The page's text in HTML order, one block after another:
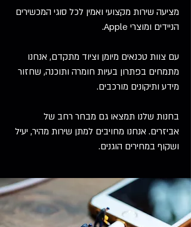
מציעה שירות מקצועי ואמין לכל סוגי המכשירים
הניידים ומוצרי Apple.
עם צוות טכנאים מיומן וציוד מתקדם, אנחנו
מתמחים בפתרון בעיות חומרה ותוכנה, שחזור
מידע ותיקונים מורכבים.
בחנות שלנו תמצאו גם מבחר רחב של
אביזרים. אנחנו מחויבים למתן שירות מהיר, יעיל
ושקוף במחירים הוגנים.